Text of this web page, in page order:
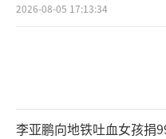
2026-08-05 17:13:34
李亚鹏向地铁吐血女孩捐